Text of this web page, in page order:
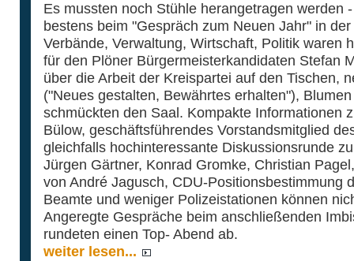
Es mussten noch Stühle herangetragen werden
bestens beim "Gespräch zum Neuen Jahr" in
Verbände, Verwaltung, Wirtschaft, Politik waren
für den Plöner Bürgermeisterkandidaten Stefan
über die Arbeit der Kreispartei auf den Tischen,
("Neues gestalten, Bewährtes erhalten"),
schmückten den Saal. Kompakte Informationen
Bülow, geschäftsführendes Vorstandsmitglied
gleichfalls hochinteressante Diskussionsrunde
Jürgen Gärtner, Konrad Gromke, Christian
von André Jagusch, CDU-Positionsbestimmung
Beamte und weniger Polizeistationen können
Angeregte Gespräche beim anschließenden
rundeten einen Top- Abend ab.
weiter lesen...